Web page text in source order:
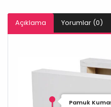
Açıklama Yorumlar (0)
Pamuk